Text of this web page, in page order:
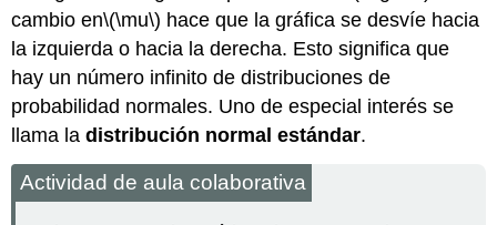
cambio en\(\mu\) hace que la gráfica se desvíe hacia
la izquierda o hacia la derecha. Esto significa que
hay un número infinito de distribuciones de
probabilidad normales. Uno de especial interés se
llama ladistribución normal estándar.
Actividad de aula colaborativa